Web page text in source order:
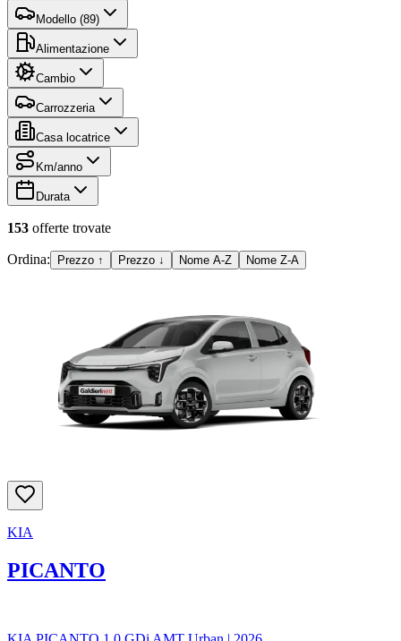
Modello (89)
Alimentazione
Cambio
Carrozzeria
Casa locatrice
Km/anno
Durata
153 offerte trovate
Ordina: Prezzo ↑ Prezzo ↓ Nome A-Z Nome Z-A
KIA
PICANTO